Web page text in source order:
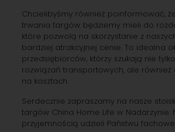
Chcielibyśmy również poinformować,
trwania targów będziemy mieli do
które pozwolą na skorzystanie z
bardziej atrakcyjnej cenie. To idealna
przedsiębiorców, którzy szukają nie
rozwiązań transportowych, ale również
na kosztach.
Serdecznie zapraszamy na nasze
targów China Home Life w Nadarzynie.
przyjemnością udzieli Państwu